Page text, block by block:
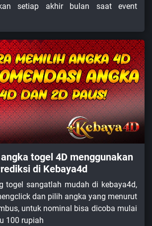
setiap akhir bulan saat event
togel 4D menggunakan
di Kebaya4d
togel sangatlah mudah di kebaya4d,
dan pilih angka yang menurut
untuk nominal bisa dicoba mulai
100 rupiah